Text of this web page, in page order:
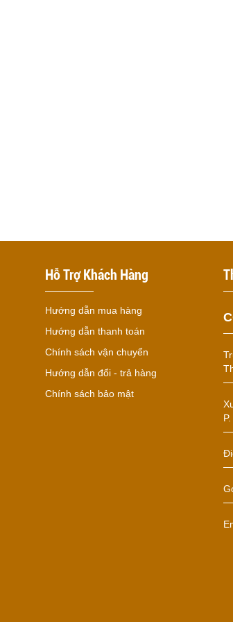
Hỗ Trợ Khách Hàng
Hướng dẫn mua hàng
Hướng dẫn thanh toán
Chính sách vận chuyển
Hướng dẫn đổi - trả hàng
Chính sách bảo mật